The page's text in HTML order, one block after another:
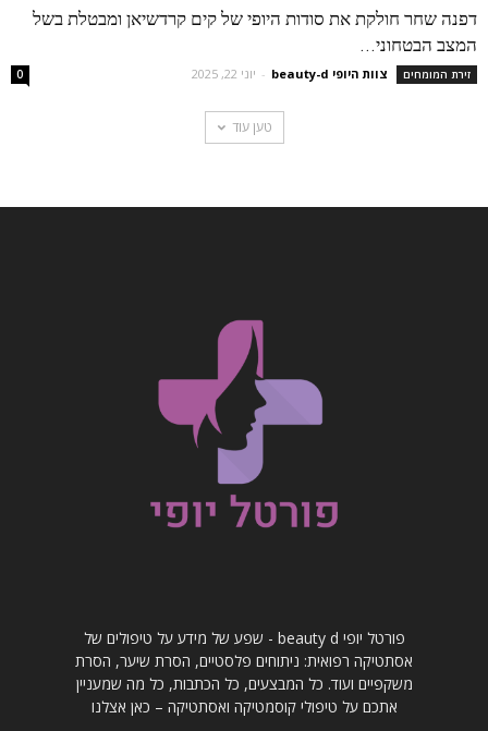
דפנה שחר חולקת את סודות היופי של קים קרדשיאן ומבטלת בשל
המצב הבטחוני...
זירת המומחים צוות היופי beauty-d - יוני 22, 2025 0
טען עוד
פורטל יופי beauty d - שפע של מידע על טיפולים של
אסתטיקה רפואית: ניתוחים פלסטיים, הסרת שיער, הסרת
משקפיים ועוד. כל המבצעים, כל הכתבות, כל מה שמעניין
אתכם על טיפולי קוסמטיקה ואסתטיקה – כאן אצלנו